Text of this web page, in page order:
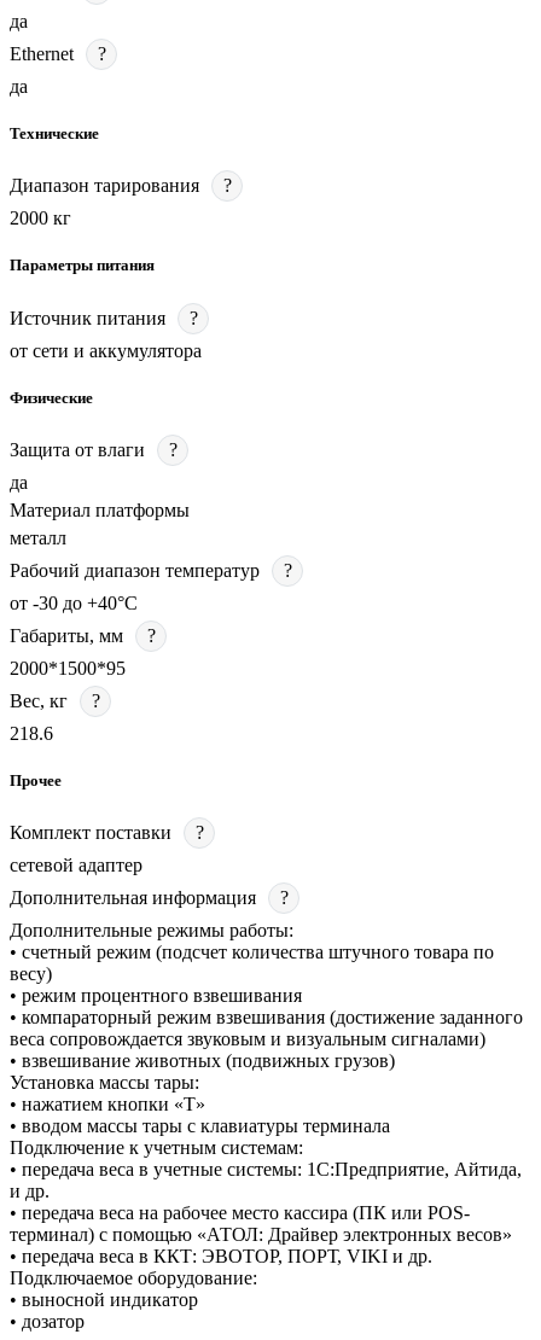
да
Ethernet
?
да
Технические
Диапазон тарирования
?
2000 кг
Параметры питания
Источник питания
?
от сети и аккумулятора
Физические
Защита от влаги
?
да
Материал платформы
металл
Рабочий диапазон температур
?
от -30 до +40°С
Габариты, мм
?
2000*1500*95
Вес, кг
?
218.6
Прочее
Комплект поставки
?
сетевой адаптер
Дополнительная информация
?
Дополнительные режимы работы:
• счетный режим (подсчет количества штучного товара по
весу)
• режим процентного взвешивания
• компараторный режим взвешивания (достижение заданного
веса сопровождается звуковым и визуальным сигналами)
• взвешивание животных (подвижных грузов)
Установка массы тары:
• нажатием кнопки «T»
• вводом массы тары с клавиатуры терминала
Подключение к учетным системам:
• передача веса в учетные системы: 1С:Предприятие, Айтида,
и др.
• передача веса на рабочее место кассира (ПК или POS-
терминал) с помощью «АТОЛ: Драйвер электронных весов»
• передача веса в ККТ: ЭВОТОР, ПОРТ, VIKI и др.
Подключаемое оборудование:
• выносной индикатор
• дозатор